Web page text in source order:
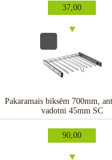
37,00
Pakaramais biksēm 700mm,
vadotni 45mm SC
90,00